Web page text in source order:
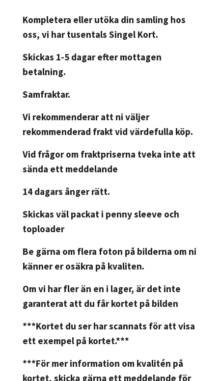
Kompletera eller utöka din samling hos
oss, vi har tusentals Singel Kort.
Skickas 1-5 dagar efter mottagen
betalning.
Samfraktar.
Vi rekommenderar att ni väljer
rekommenderad frakt vid värdefulla köp.
Vid frågor om fraktpriserna tveka inte att
sända ett meddelande
14 dagars ånger rätt.
Skickas väl packat i penny sleeve och
toploader
Be gärna om flera foton på bilderna om ni
känner er osäkra på kvaliten.
Om vi har fler än en i lager, är det inte
garanterat att du får kortet på bilden
***Kortet du ser har scannats för att visa
ett exempel på kortet.***
***För mer information om kvalitén på
kortet, skicka gärna ett meddelande för